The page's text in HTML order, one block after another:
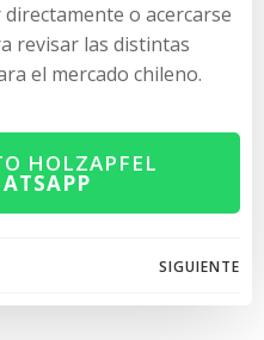
o acercarse
revisar las distintas
el mercado chileno.
HOLZAPFEL
Navegación
de
SIGUIENTE